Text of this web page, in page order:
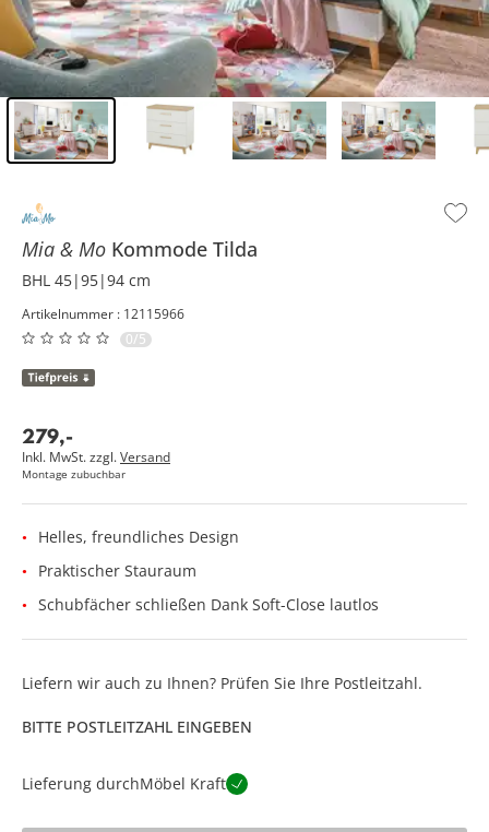
Mia & Mo Kommode Tilda
BHL 45|95|94 cm
Artikelnummer : 12115966
0/5
279,-
Inkl. MwSt. zzgl.Versand
Montage zubuchbar
Helles, freundliches Design
Praktischer Stauraum
Schubfächer schließen Dank Soft-Close lautlos
Liefern wir auch zu Ihnen? Prüfen Sie Ihre Postleitzahl.
BITTE POSTLEITZAHL EINGEBEN
Lieferung durchMöbel Kraft